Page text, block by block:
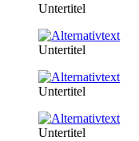
Untertitel
Untertitel
Untertitel
Untertitel